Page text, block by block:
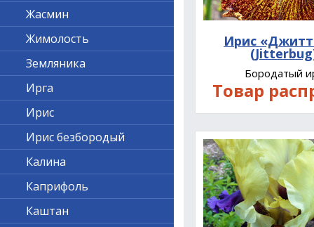
Ирис
Бородатый
Товар
Жасмин
Жимолость
Земляника
Ирга
Ирис
Ирис безбородый
Калина
Каприфоль
Каштан